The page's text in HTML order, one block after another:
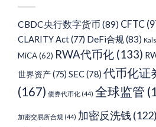
CBDC央行数字货币 (89) CFTC
CLARITY Act(77) DeFi合规(83)
MiCA(62) RWA代币化 (133)
世界资产(75) SEC(78) 代币化证
(167) 债券代币化 (44) 全球监管
加密交易所合规 (44) 加密反洗钱 (122)